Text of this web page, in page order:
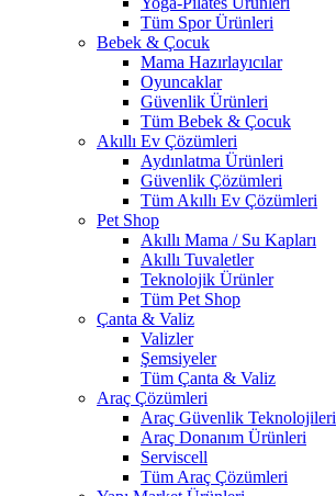
Tüm Spor Ürünleri
Bebek & Çocuk
Mama Hazırlayıcılar
Oyuncaklar
Güvenlik Ürünleri
Tüm Bebek & Çocuk
Akıllı Ev Çözümleri
Aydınlatma Ürünleri
Güvenlik Çözümleri
Tüm Akıllı Ev Çözümleri
Pet Shop
Akıllı Mama / Su Kapları
Akıllı Tuvaletler
Teknolojik Ürünler
Tüm Pet Shop
Çanta & Valiz
Valizler
Şemsiyeler
Tüm Çanta & Valiz
Araç Çözümleri
Araç Güvenlik Teknolojileri
Araç Donanım Ürünleri
Serviscell
Tüm Araç Çözümleri